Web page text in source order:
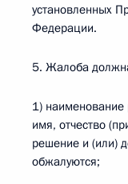
установленных
Федерации.
5. Жалоба
1)
имя, отчество
решение и (или)
обжалуются;